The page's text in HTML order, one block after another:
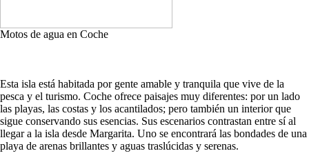
Motos de agua en Coche
Esta isla está habitada por gente amable y tranquila que vive de la
pesca y el turismo. Coche ofrece paisajes muy diferentes: por un lado
las playas, las costas y los acantilados; pero también un interior que
sigue conservando sus esencias. Sus escenarios contrastan entre sí al
llegar a la isla desde Margarita. Uno se encontrará las bondades de una
playa de arenas brillantes y aguas traslúcidas y serenas.